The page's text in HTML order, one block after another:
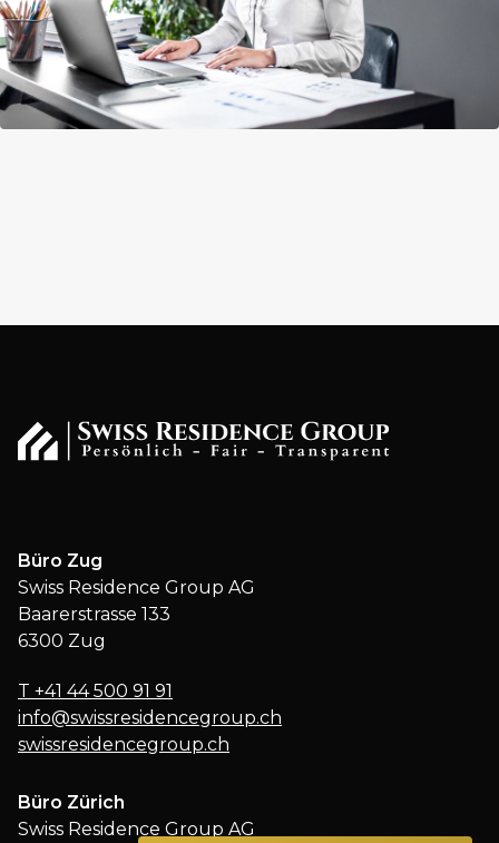
Büro Zug
Swiss Residence Group AG
Baarerstrasse 133
6300 Zug
T +41 44 500 91 91
info@swissresidencegroup.ch
swissresidencegroup.ch
Büro Zürich
Swiss Residence Group AG